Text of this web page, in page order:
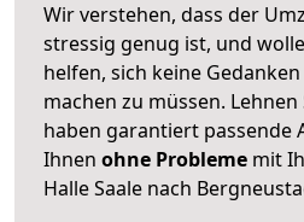
Wir verstehen, dass der
stressig genug ist, und
helfen, sich keine
machen zu müssen.
haben garantiert passende
Ihnen ohne Probleme mit
Halle Saale nach